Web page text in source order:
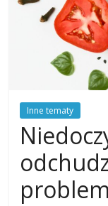
Inne tematy